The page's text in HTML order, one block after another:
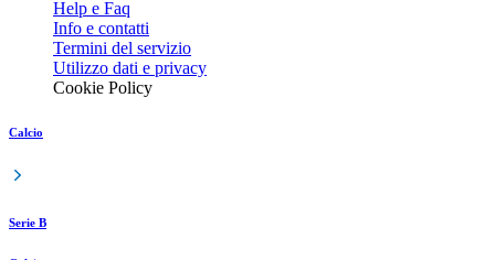
Help e Faq
Info e contatti
Termini del servizio
Utilizzo dati e privacy
Cookie Policy
Calcio
Serie B